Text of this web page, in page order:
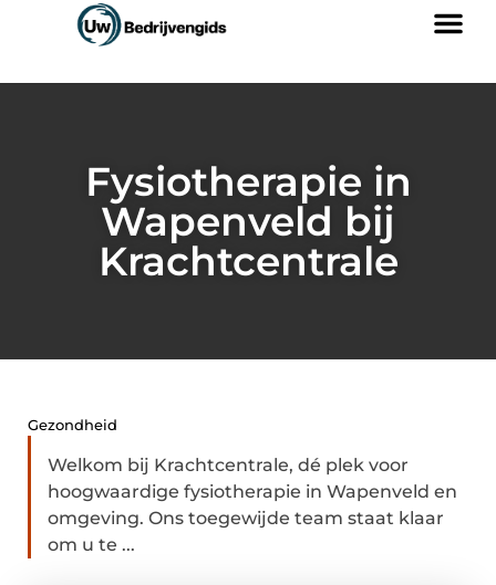
Fysiotherapie in
Wapenveld bij
Krachtcentrale
Gezondheid
Welkom bij Krachtcentrale, dé plek voor
hoogwaardige fysiotherapie in Wapenveld en
omgeving. Ons toegewijde team staat klaar
om u te ...